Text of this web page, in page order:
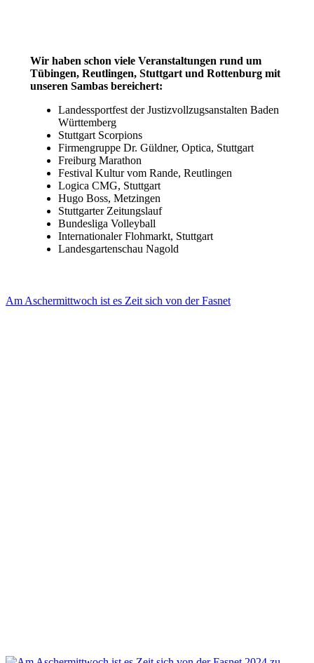
Wir haben schon viele Veranstaltungen rund um
Tübingen, Reutlingen, Stuttgart und Rottenburg mit
unseren Sambas bereichert:
Landessportfest der Justizvollzugsanstalten Baden
Württemberg
Stuttgart Scorpions
Firmengruppe Dr. Güldner, Optica, Stuttgart
Freiburg Marathon
Festival Kultur vom Rande, Reutlingen
Logica CMG, Stuttgart
Hugo Boss, Metzingen
Stuttgarter Zeitungslauf
Bundesliga Volleyball
Internationaler Flohmarkt, Stuttgart
Landesgartenschau Nagold
Am Aschermittwoch ist es Zeit sich von der Fasnet